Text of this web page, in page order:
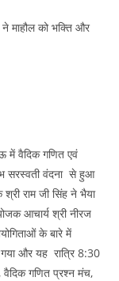
माहौल को भक्ति और
में वैदिक गणित एवं
सरस्वती वंदना से हुआ
श्री राम जी सिंह ने भैया
आचार्य श्री नीरज
के बारे में
गया और यह रात्रि 8:30
वैदिक गणित प्रश्न मंच,